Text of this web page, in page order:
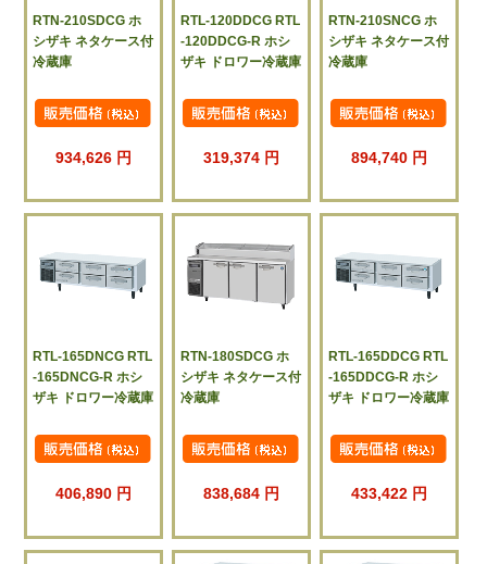
RTN-210SDCG ホ
シザキ ネタケース付
冷蔵庫
934,626 円
RTL-120DDCG RTL
-120DDCG-R ホシ
ザキ ドロワー冷蔵庫
319,374 円
RTN-210SNCG ホ
シザキ ネタケース付
冷蔵庫
894,740 円
RTL-165DNCG RTL
-165DNCG-R ホシ
ザキ ドロワー冷蔵庫
406,890 円
RTN-180SDCG ホ
シザキ ネタケース付
冷蔵庫
838,684 円
RTL-165DDCG RTL
-165DDCG-R ホシ
ザキ ドロワー冷蔵庫
433,422 円